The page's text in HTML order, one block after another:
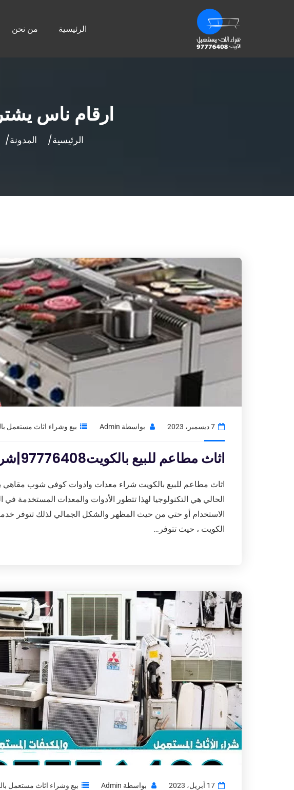
الرئيسية من نحن
ارقام ناس
الرئيسية المدونة
7 ديسمبر، 2023 بواسطة Admin بيع وشراء اثاث مستعمل
اثاث مطاعم للبيع بالكويت97776408|شراء الاثاث المستعمل بالكويت
اثاث مطاعم للبيع بالكويت شراء معدات وادوات كوفي شوب مقاهي
الحالي هي التكنولوجيا لهذا تتطور الأدوات والمعدات المستخدمة
الاستخدام أو حتي من حيث المظهر والشكل الجمالي لذلك تتوفر
الكويت ، حيث تتوفر…
17 أبريل، 2023 بواسطة Admin بيع وشراء اثاث مستعمل